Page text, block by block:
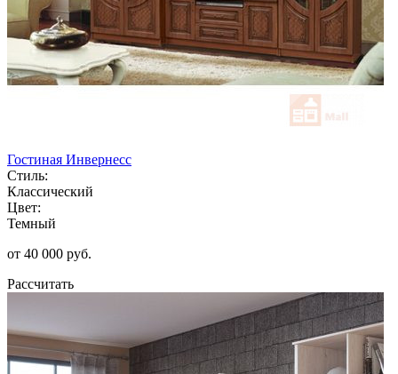
Гостиная Инвернесс
Стиль:
Классический
Цвет:
Темный
от 40 000 руб.
Рассчитать